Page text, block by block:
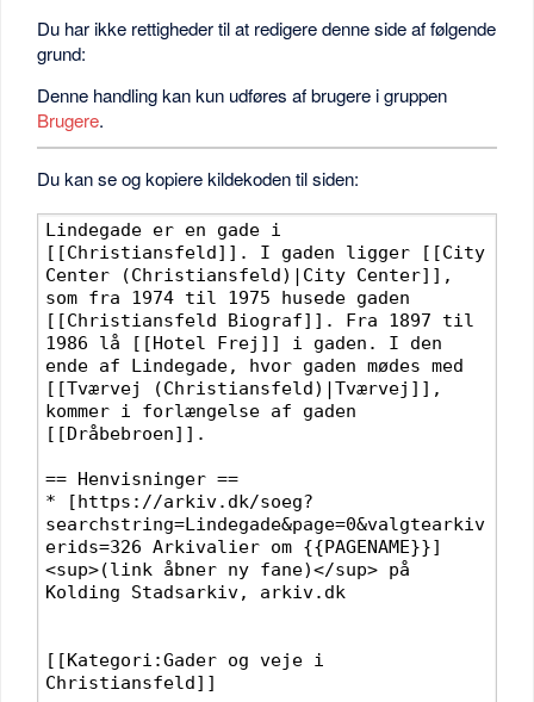
Du har ikke rettigheder til at redigere denne side af følgende
grund:
Denne handling kan kun udføres af brugere i gruppen
Brugere.
Du kan se og kopiere kildekoden til siden: